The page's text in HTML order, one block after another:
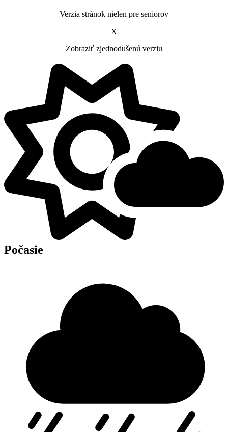
Verzia stránok nielen pre seniorov
X
Zobraziť zjednodušenú verziu
Počasie